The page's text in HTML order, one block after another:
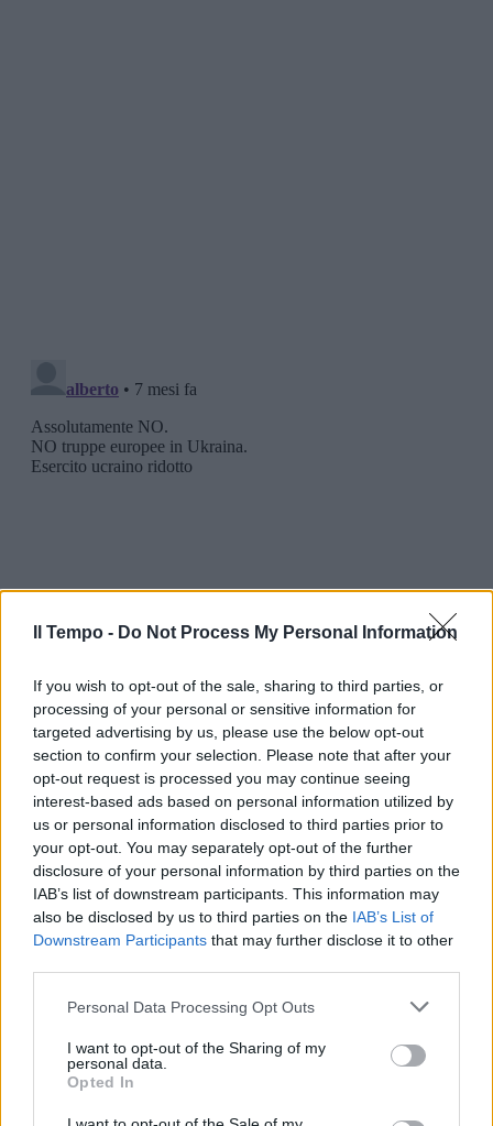
Il Tempo - Do Not Process My Personal Information
If you wish to opt-out of the sale, sharing to third parties, or
processing of your personal or sensitive information for
targeted advertising by us, please use the below opt-out
section to confirm your selection. Please note that after your
opt-out request is processed you may continue seeing
interest-based ads based on personal information utilized by
us or personal information disclosed to third parties prior to
your opt-out. You may separately opt-out of the further
disclosure of your personal information by third parties on the
IAB’s list of downstream participants. This information may
also be disclosed by us to third parties on the IAB’s List of
Downstream Participants that may further disclose it to other
Personal Data Processing Opt Outs
I want to opt-out of the Sharing of my
personal data.
Opted In